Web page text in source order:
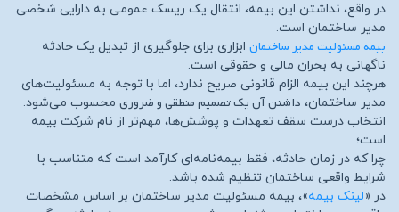
در واقع، نداشتن این بیمه، انتقال یک ریسک عمومی به دارایی شخصی
مدیر ساختمان است.
بیمه مسئولیت مدیر ساختمان ابزاری برای جلوگیری از تبدیل یک حادثه
ناگهانی به بحران مالی و حقوقی است.
هرچند این بیمه الزام قانونی صریح ندارد، اما با توجه به مسئولیت‌های
مدیر ساختمان، داشتن آن یک تصمیم منطقی و ضروری محسوب می‌شود.
انتخاب درست سقف تعهدات و پوشش‌ها، مهم‌تر از نام شرکت بیمه
است؛
چرا که در زمان حادثه، فقط بیمه‌نامه‌ای کارآمد است که متناسب با
شرایط واقعی ساختمان تنظیم شده باشد.
در «لینک بیمه»، بیمه مسئولیت مدیر ساختمان بر اساس مشخصات